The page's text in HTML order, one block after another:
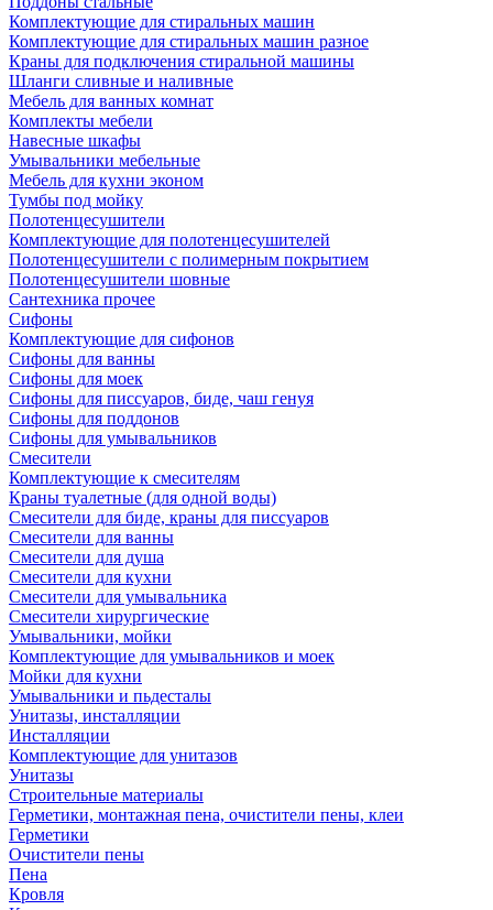
Комплектующие для стиральных машин
Комплектующие для стиральных машин разное
Краны для подключения стиральной машины
Шланги сливные и наливные
Мебель для ванных комнат
Комплекты мебели
Навесные шкафы
Умывальники мебельные
Мебель для кухни эконом
Тумбы под мойку
Полотенцесушители
Комплектующие для полотенцесушителей
Полотенцесушители с полимерным покрытием
Полотенцесушители шовные
Сантехника прочее
Сифоны
Комплектующие для сифонов
Сифоны для ванны
Сифоны для моек
Сифоны для писсуаров, биде, чаш генуя
Сифоны для поддонов
Сифоны для умывальников
Смесители
Комплектующие к смесителям
Краны туалетные (для одной воды)
Смесители для биде, краны для писсуаров
Смесители для ванны
Смесители для душа
Смесители для кухни
Смесители для умывальника
Смесители хирургические
Умывальники, мойки
Комплектующие для умывальников и моек
Мойки для кухни
Умывальники и пьдесталы
Унитазы, инсталляции
Инсталляции
Комплектующие для унитазов
Унитазы
Строительные материалы
Герметики, монтажная пена, очистители пены, клеи
Герметики
Очистители пены
Пена
Кровля